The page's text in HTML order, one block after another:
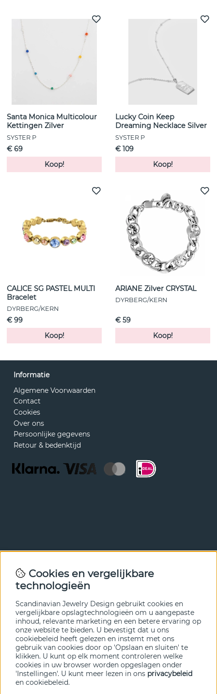
Santa Monica Multicolour
Kettingen Zilver
SYSTER P
€ 69
Koop!
Lucky Coin Keep
Dreaming Necklace Silver
SYSTER P
€ 109
Koop!
CALICE SG PASTEL MULTI
Bracelet
DYRBERG/KERN
€ 99
Koop!
ARIANE Zilver CRYSTAL
DYRBERG/KERN
€ 59
Koop!
Informatie
Algemene Voorwaarden
Contact
Cookies
Over ons
Persoonlijke gegevens
Retour & bedenktijd
Met onze nieuwsbrief ben je als eerste op de hoogte van
nieuws en aanbiedingen. Meld je hieronder aan.
VERZENDEN
Cookies en vergelijkbare
technologieën
Scandinavian Jewelry Design gebruikt cookies en
vergelijkbare opslagtechnologieën om u aangepaste
inhoud, relevante marketing en een betere ervaring op
onze website te bieden. U bevestigt dat u ons
cookiebeleid heeft gelezen en instemt met ons
gebruik van cookies door op 'Opslaan en sluiten' te
klikken. U kunt op elk moment controleren welke
cookies in uw browser worden opgeslagen onder
'Instellingen'. U kunt meer lezen in ons privacybeleid
en cookiebeleid.